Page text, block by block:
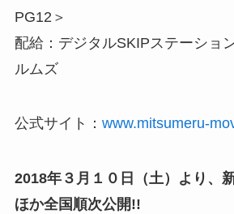
PG12＞
配給：デジタルSKIPステーショ
ルムズ
公式サイト： www.mitsumeru-
2018年３月１０日（土）より、
ほか全国順次公開!!